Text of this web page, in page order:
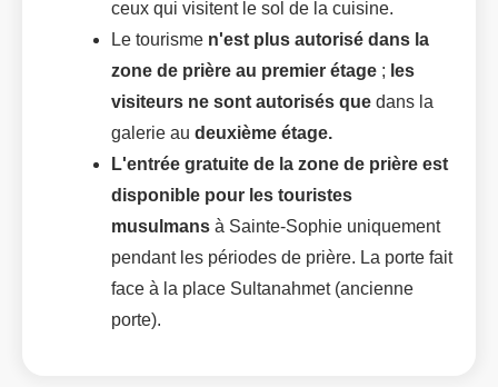
ceux qui visitent le sol de la cuisine.
Le tourisme n'est plus autorisé dans la
zone de prière au premier étage ; les
visiteurs ne sont autorisés que dans la
galerie au deuxième étage.
L'entrée gratuite de la zone de prière est
disponible pour les touristes
musulmans à Sainte-Sophie uniquement
pendant les périodes de prière. La porte fait
face à la place Sultanahmet (ancienne
porte).